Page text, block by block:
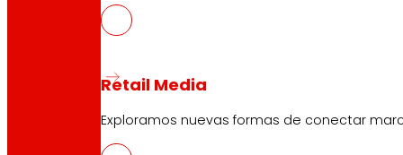
Retail Media
Exploramos nuevas formas de conectar
Política de Cookies
Política de Protección de Datos
Buscador